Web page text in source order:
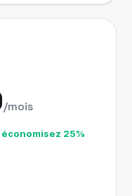
/mois
économisez 25%